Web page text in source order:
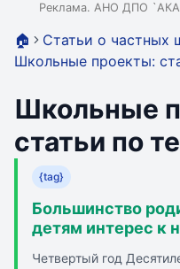
Реклама. АНО ДПО
🏠
Статьи о частных
Школьные проекты:
Школьные
статьи по
{tag}
Большинство
детям интерес к
Четвертый год